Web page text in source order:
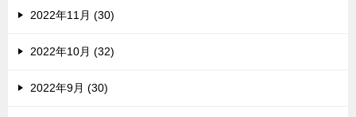
2022年11月 (30)
2022年10月 (32)
2022年9月 (30)